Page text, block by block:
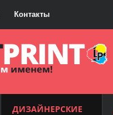
Контакты
ДИЗАЙНЕРСКИЕ